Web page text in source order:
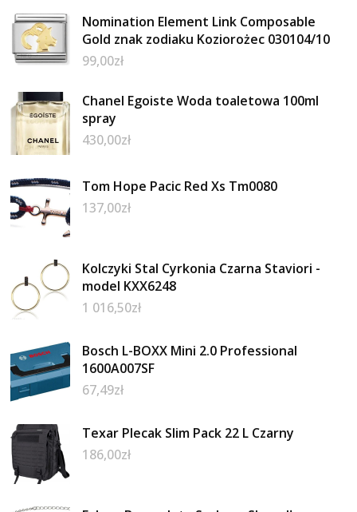
Nomination Element Link Composable
Gold znak zodiaku Koziorożec 030104/10
99,00zł
Chanel Egoiste Woda toaletowa 100ml
spray
430,00zł
Tom Hope Pacific Red Xs Tm0080
137,00zł
Kolczyki Stal Cyrkonia Czarna Staviori -
model KXX6248
1 016,50zł
Bosch L-BOXX Mini 2.0 Professional
1600A007SF
67,49zł
Texar Plecak Slim Pack 22 L Czarny
186,00zł